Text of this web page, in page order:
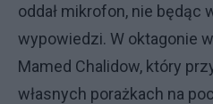
oddał mikrofon, nie będąc
wypowiedzi. W oktagonie
Mamed Chalidow, który
własnych porażkach na